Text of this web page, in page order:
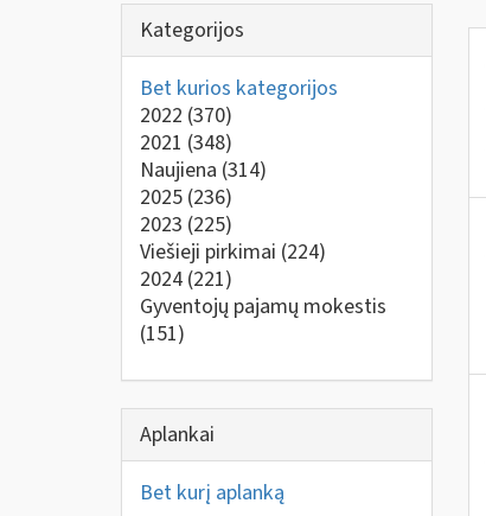
Kategorijos
Bet kurios kategorijos
2022 (370)
2021 (348)
Naujiena (314)
2025 (236)
2023 (225)
Viešieji pirkimai (224)
2024 (221)
Gyventojų pajamų mokestis
(151)
Aplankai
Bet kurį aplanką